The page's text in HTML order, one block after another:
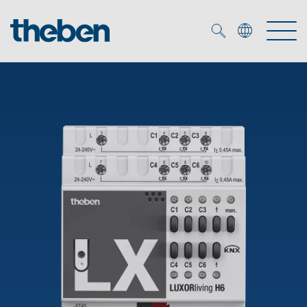
Smart Home
Détecteurs de présence et de mouvement
Spots LED
Solutions OEM
Experts OEM
Références
Contrôle du temps et de la lumière
Commande d'éclairage DALI-2
Médiathèque